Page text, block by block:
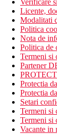
Site web
http://
Wellness
Internet
Categoria
4
Distanţe
Verificare
Licente,
Modalitati
Politica
Nota de
Politica de
Termeni si
Partener
Protectia
Protectia
Setari
Termeni si
Termeni si
Vacante in